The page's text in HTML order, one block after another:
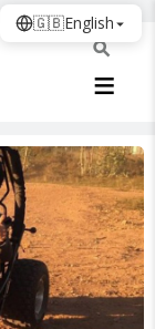
🇬🇧English